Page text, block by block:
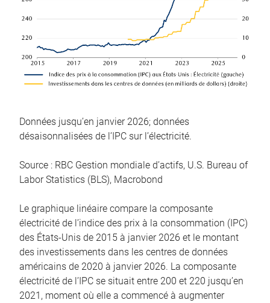
Données jusqu’en janvier 2026; données
désaisonnalisées de l’IPC sur l’électricité.
Source : RBC Gestion mondiale d’actifs, U.S. Bureau of
Labor Statistics (BLS), Macrobond
Le graphique linéaire compare la composante
électricité de l’indice des prix à la consommation (IPC)
des États-Unis de 2015 à janvier 2026 et le montant
des investissements dans les centres de données
américains de 2020 à janvier 2026. La composante
électricité de l’IPC se situait entre 200 et 220 jusqu’en
2021, moment où elle a commencé à augmenter